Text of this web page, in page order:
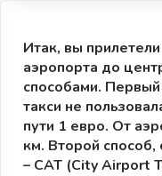
Итак, вы
аэропорта до
способами.
такси не
пути 1 евро. От
км. Второй способ,
– CAT (City Airport